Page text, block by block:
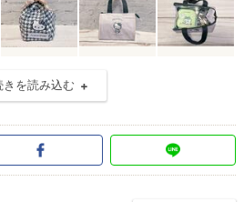
きを読み込む